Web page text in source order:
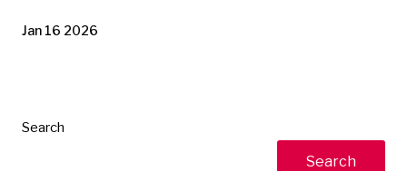
Jan 16 2026
Search
Search